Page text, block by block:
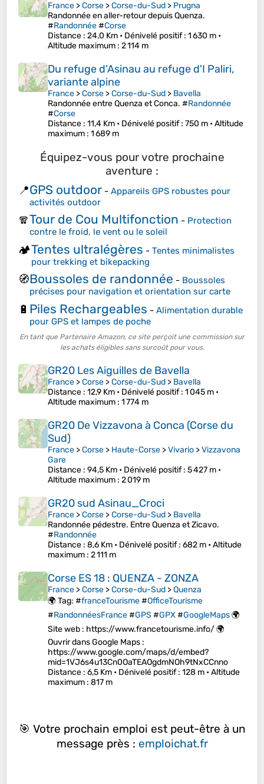
France >Corse >Corse-du-Sud > Prugna
Randonnée en aller-retour depuis Quenza.
#Randonnée#Corse
Distance : 24,0 Km • Dénivelé positif: 1 630 m •
Altitude maximum : 2 114 m
Du refuge d'Asinau au refuge d'I Paliri,
variante alpine
France >Corse >Corse-du-Sud > Bavella
Randonnée entre Quenza et Conca. #Randonnée
#Corse
Distance : 11,4 Km • Dénivelé positif: 750 m •Altitude
maximum : 1 689 m
Équipez-vous pour votre prochaine
aventure :
📍GPS outdoor - Appareils GPS robustes pour
activités outdoor
🧣Tour de Cou Multifonction - Protection
contre le froid, le vent ou le soleil
🏕️Tentes ultralégères - Tentes minimalistes
pour trekking et bikepacking
🧭Boussoles de randonnée - Boussoles
précises pour navigation et orientation sur carte
🔋 Piles Rechargeables - Alimentation durable
pour GPS et lampes de poche
En tant que Partenaire Amazon, ce site perçoit une commission sur
les achats éligibles sans surcoût pour vous.
GR20 Les Aiguilles de Bavella
France >Corse >Corse-du-Sud > Bavella
Distance : 12,9 Km • Dénivelé positif: 1 045 m •
Altitude maximum : 1 774 m
GR20 De Vizzavona à Conca (Corse du
Sud)
France >Corse > Haute-Corse >Vivario >Vizzavona
Gare
Distance : 94,5 Km • Dénivelé positif: 5 427 m •
Altitude maximum : 2 019 m
GR20 sud Asinau_Croci
France >Corse >Corse-du-Sud > Bavella
Randonnée pédestre. Entre Quenza et Zicavo.
#Randonnée
Distance : 8,6 Km • Dénivelé positif: 682 m •Altitude
maximum : 2 111 m
Corse ES 18 : QUENZA - ZONZA
France >Corse >Corse-du-Sud >Quenza
🌍 Tag: #franceTourisme#OfficeTourisme
#RandonnéesFrance#GPS #GPX#GoogleMaps🌍
Site web : https://www.francetourisme.info/ 🌍
Ouvrir dans Google Maps :
https://www.google.com/maps/d/embed?
mid=1VJ6s4u13Cn0OaTEAOgdmNOh9tNxCCnno
Distance : 6,5 Km • Dénivelé positif: 128 m •Altitude
maximum : 817 m
🎯 Votre prochain emploi est peut-être à un
message près : emploichat.fr